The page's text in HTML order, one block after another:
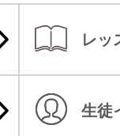
レッ
生徒